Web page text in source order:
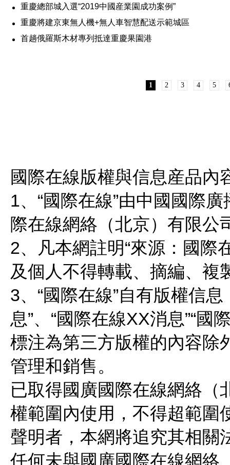
重慶總部城入選“2019中國産業園成功案例”
重慶將建京東無人機+無人車智慧配送示範城區
首趟俄羅斯木材專列抵達重慶果園港
1 2 3 4 5
國際在線版權與信息産品內
1、“國際在線”由中國國際
際在線網絡（北京）有限公
2、凡本網註明“來源：國際
及個人不得轉載、摘編、複
3、“國際在線”自有版權信
息”、“國際在線XX消息”“國
標注為第三方版權的內容除
管理和銷售。
已取得國廣國際在線網絡（
權範圍內使用，不得超範圍
聲明者，本網將追究其相關
任何未與國廣國際在線網絡